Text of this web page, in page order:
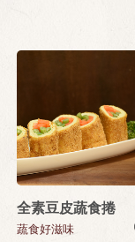
全素豆皮蔬食捲
蔬食好滋味